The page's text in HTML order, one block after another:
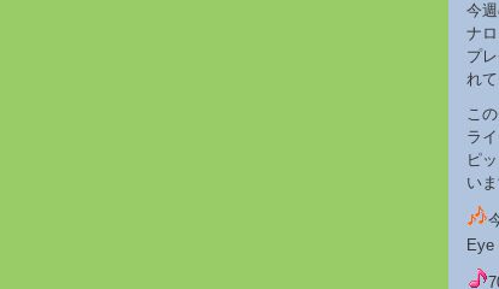
今
ナ
プ
れ
こ
ラ
ピ
いま
Eye